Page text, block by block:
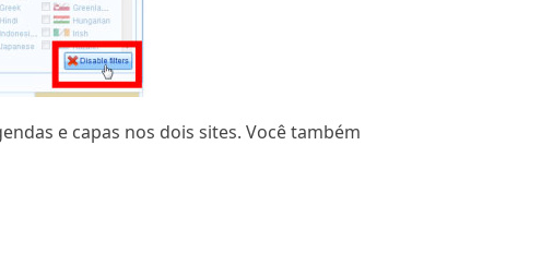
e capas nos dois sites. Você também